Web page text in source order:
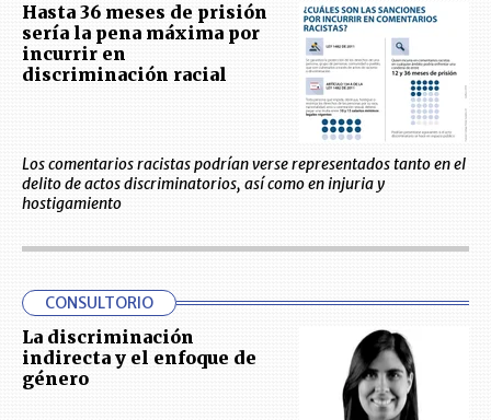
Hasta 36 meses de prisión
sería la pena máxima por
incurrir en
discriminación racial
Los comentarios racistas podrían verse representados tanto en el
delito de actos discriminatorios, así como en injuria y
hostigamiento
CONSULTORIO
La discriminación
indirecta y el enfoque de
género